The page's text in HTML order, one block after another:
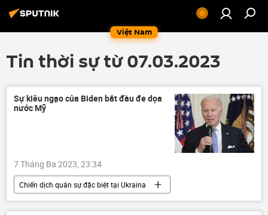
Việt Nam
Tin thời sự từ 07.03.2023
Sự kiêu ngạo của Biden bắt đầu đe dọa
nước Mỹ
7 Tháng Ba 2023, 23:34
Chiến dịch quân sự đặc biệt tại Ukraina
Cuộc khủng hoảng ở Ukraina
Ukraina